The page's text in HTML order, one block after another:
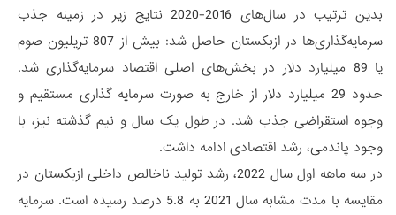
بدین ترتیب در سال‌های 2016-2020 نتایج زیر در زمینه جذب
سرمایه‌گذاری‌ها در ازبکستان حاصل شد: بیش از 807 تریلیون صوم
یا 89 میلیارد دلار در بخش‌های اصلی اقتصاد سرمایه‌گذاری شد.
حدود 29 میلیارد دلار از خارج به صورت سرمایه گذاری مستقیم و
وجوه استقراضی جذب شد. در طول یک سال و نیم گذشته نیز، با
وجود پاندمی، رشد اقتصادی ادامه داشت.
در سه ماهه اول سال 2022، رشد تولید ناخالص داخلی ازبکستان در
مقایسه با مدت مشابه سال 2021 به 5.8 درصد رسیده است. سرمایه